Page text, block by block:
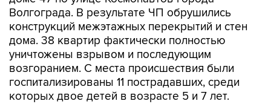
Волгограда. В результате ЧП обрушились
конструкций межэтажных перекрытий и стен
дома. 38 квартир фактически полностью
уничтожены взрывом и последующим
возгоранием. С места происшествия были
госпитализированы 11 пострадавших, среди
которых двое детей в возрасте 5 и 7 лет.